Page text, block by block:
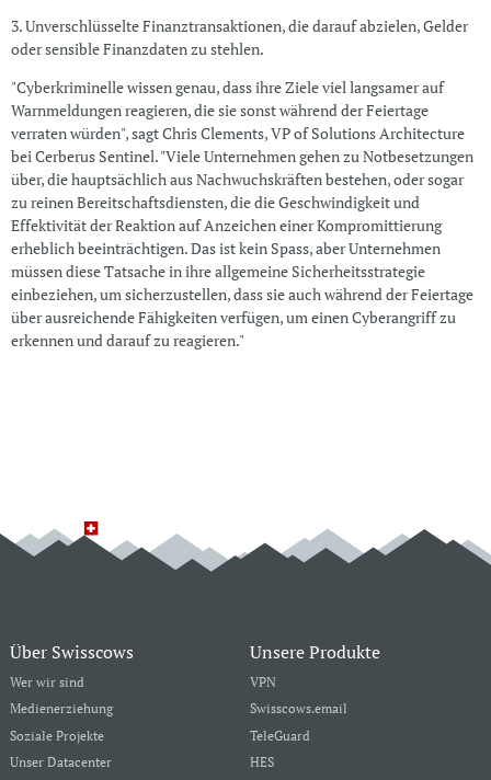
3. Unverschlüsselte Finanztransaktionen, die darauf abzielen, Gelder
oder sensible Finanzdaten zu stehlen.
"Cyberkriminelle wissen genau, dass ihre Ziele viel langsamer auf
Warnmeldungen reagieren, die sie sonst während der Feiertage
verraten würden", sagt Chris Clements, VP of Solutions Architecture
bei Cerberus Sentinel. "Viele Unternehmen gehen zu Notbesetzungen
über, die hauptsächlich aus Nachwuchskräften bestehen, oder sogar
zu reinen Bereitschaftsdiensten, die die Geschwindigkeit und
Effektivität der Reaktion auf Anzeichen einer Kompromittierung
erheblich beeinträchtigen. Das ist kein Spass, aber Unternehmen
müssen diese Tatsache in ihre allgemeine Sicherheitsstrategie
einbeziehen, um sicherzustellen, dass sie auch während der Feiertage
über ausreichende Fähigkeiten verfügen, um einen Cyberangriff zu
erkennen und darauf zu reagieren."
Über Swisscows
Wer wir sind
Medienerziehung
Soziale Projekte
Unser Datacenter
Unsere Produkte
VPN
Swisscows.email
TeleGuard
HES